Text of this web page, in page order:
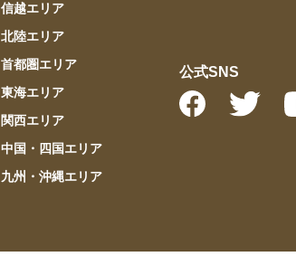
信越エリア
北陸エリア
首都圏エリア
東海エリア
関西エリア
中国・四国エリア
九州・沖縄エリア
公式SNS